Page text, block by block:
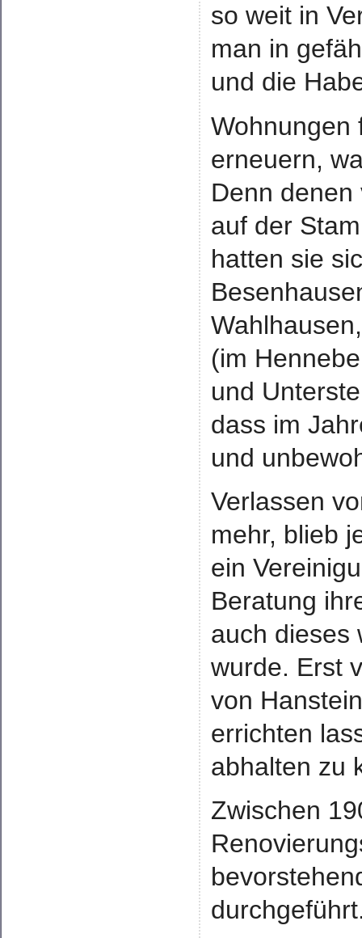
so weit in
man in
und die
Wohnungen
erneuern,
Denn
auf der
hatten sie
(im
und
dass im
und
Verlassen
mehr, blieb
ein
Beratung
auch dieses
wurde. Erst
von
errichten
abhalten zu
Zwischen